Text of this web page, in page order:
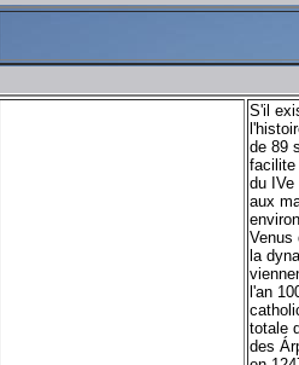
S'il
de 89
facilite
du IVe
aux
Venus
la
l'an
totale
des